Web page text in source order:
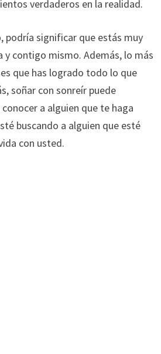
verdaderos en la realidad.
podría significar que estás muy
contigo mismo. Además, lo más
que has logrado todo lo que
soñar con sonreír puede
a alguien que te haga
buscando a alguien que esté
con usted.